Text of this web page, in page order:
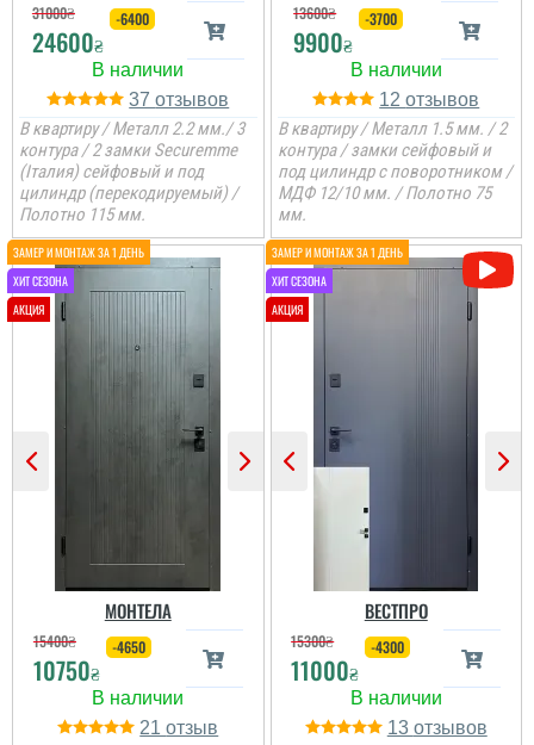
31000₴
24600₴
-6400
37
В квартиру / Металл 2.2 мм./ 3
контура / 2 замки Securemme
(Італия) сейфовый и под
цилиндр (перекодируемый) /
Полотно 115 мм.
13600₴
9900₴
-3700
12
В квартиру / Металл 1.5 мм. / 2
контура / замки сейфовый и
под цилиндр с поворотником /
МДФ 12/10 мм. / Полотно 75
мм.
МОНТЕЛА
15400₴
10750₴
-4650
21
ВЕСТПРО
15300₴
11000₴
-4300
13